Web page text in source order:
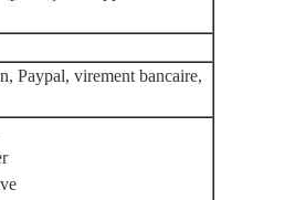
Paypal, virement bancaire,